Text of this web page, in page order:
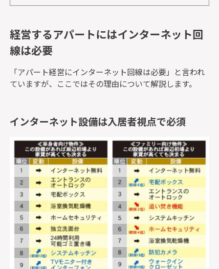
経営するアパートにはインターネット回
線は必要
「アパート経営にインターネット回線は必要」と言われ
ていますが、ここではその理由について解説します。
インターネット設備は入居者視点で必須